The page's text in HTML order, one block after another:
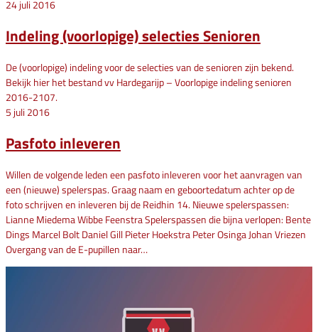
24 juli 2016
Indeling (voorlopige) selecties Senioren
De (voorlopige) indeling voor de selecties van de senioren zijn bekend.
Bekijk hier het bestand vv Hardegarijp – Voorlopige indeling senioren
2016-2107.
5 juli 2016
Pasfoto inleveren
Willen de volgende leden een pasfoto inleveren voor het aanvragen van
een (nieuwe) spelerspas. Graag naam en geboortedatum achter op de
foto schrijven en inleveren bij de Reidhin 14. Nieuwe spelerspassen:
Lianne Miedema Wibbe Feenstra Spelerspassen die bijna verlopen: Bente
Dings Marcel Bolt Daniel Gill Pieter Hoekstra Peter Osinga Johan Vriezen
Overgang van de E-pupillen naar…